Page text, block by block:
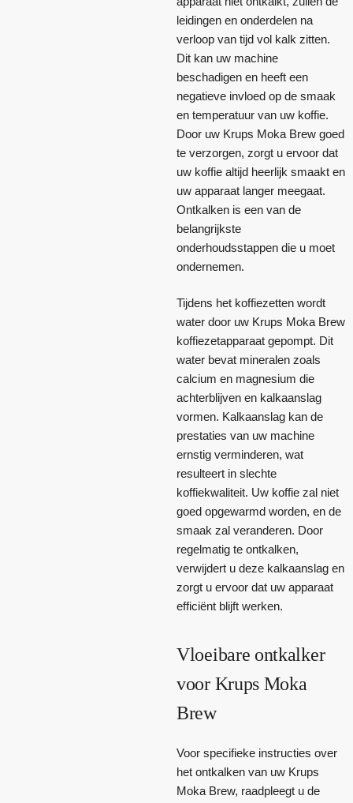
leidingen en onderdelen na
verloop van tijd vol kalk zitten.
Dit kan uw machine
beschadigen en heeft een
negatieve invloed op de smaak
en temperatuur van uw koffie.
Door uw Krups Moka Brew goed
te verzorgen, zorgt u ervoor dat
uw koffie altijd heerlijk smaakt en
uw apparaat langer meegaat.
Ontkalken is een van de
belangrijkste
onderhoudsstappen die u moet
ondernemen.
Tijdens het koffiezetten wordt
water door uw Krups Moka Brew
koffiezetapparaat gepompt. Dit
water bevat mineralen zoals
calcium en magnesium die
achterblijven en kalkaanslag
vormen. Kalkaanslag kan de
prestaties van uw machine
ernstig verminderen, wat
resulteert in slechte
koffiekwaliteit. Uw koffie zal niet
goed opgewarmd worden, en de
smaak zal veranderen. Door
regelmatig te ontkalken,
verwijdert u deze kalkaanslag en
zorgt u ervoor dat uw apparaat
efficiënt blijft werken.
Vloeibare ontkalker
voor Krups Moka
Brew
Voor specifieke instructies over
het ontkalken van uw Krups
Moka Brew, raadpleegt u de